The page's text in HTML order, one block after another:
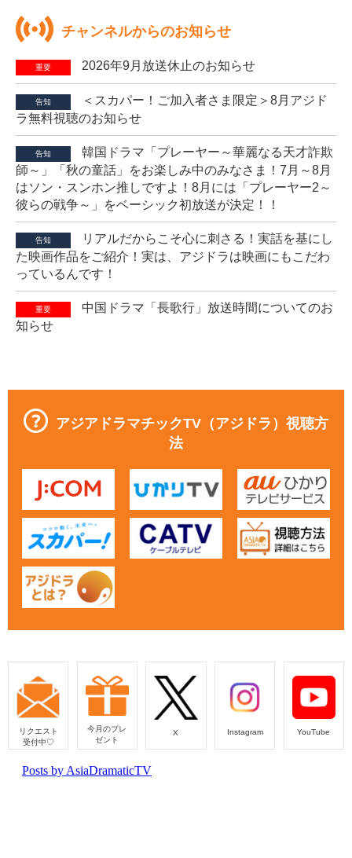
チャンネルからのお知らせ
重要 2026年9月放送休止のお知らせ
告知
＜スカパー！ご加入者さま限定＞8月アジド
ラ無料視聴のお知らせ
告知
韓国ドラマ「プレーヤー～華麗なる天才詐欺
師～」「秋の童話」をお楽しみ中のみなさま！7月～8月
はソン・スンホン推しですよ！8月には「プレーヤー2～
彼らの戦争～」をベーシック初放送が決定！！
告知
リアルだからこそ心に刺さる！実話を基にし
た映画作品をご紹介！実は、アジドラは映画にもこだわ
っているんです！
重要
中国ドラマ「長歌行」放送時間についてのお
知らせ
アジアドラマチックTV（アジドラ）視聴方
法
リクエスト
受付中♡
今月のプレ
ゼント
X Instagram YouTube